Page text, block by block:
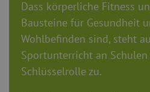
Dass körperliche Fitness
Bausteine für Gesundheit
Wohlbefinden sind, steht
Sportunterricht an
Schlüsselrolle zu.